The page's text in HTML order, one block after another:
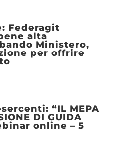
Federagit
alta
Ministero,
per offrire
“IL MEPA
DI GUIDA
online – 5